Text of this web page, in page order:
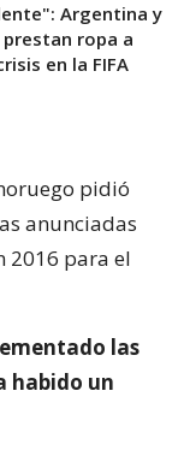
Argentina y
prestan ropa a
en la FIFA
pidió
anunciadas
2016 para el
las
habido un